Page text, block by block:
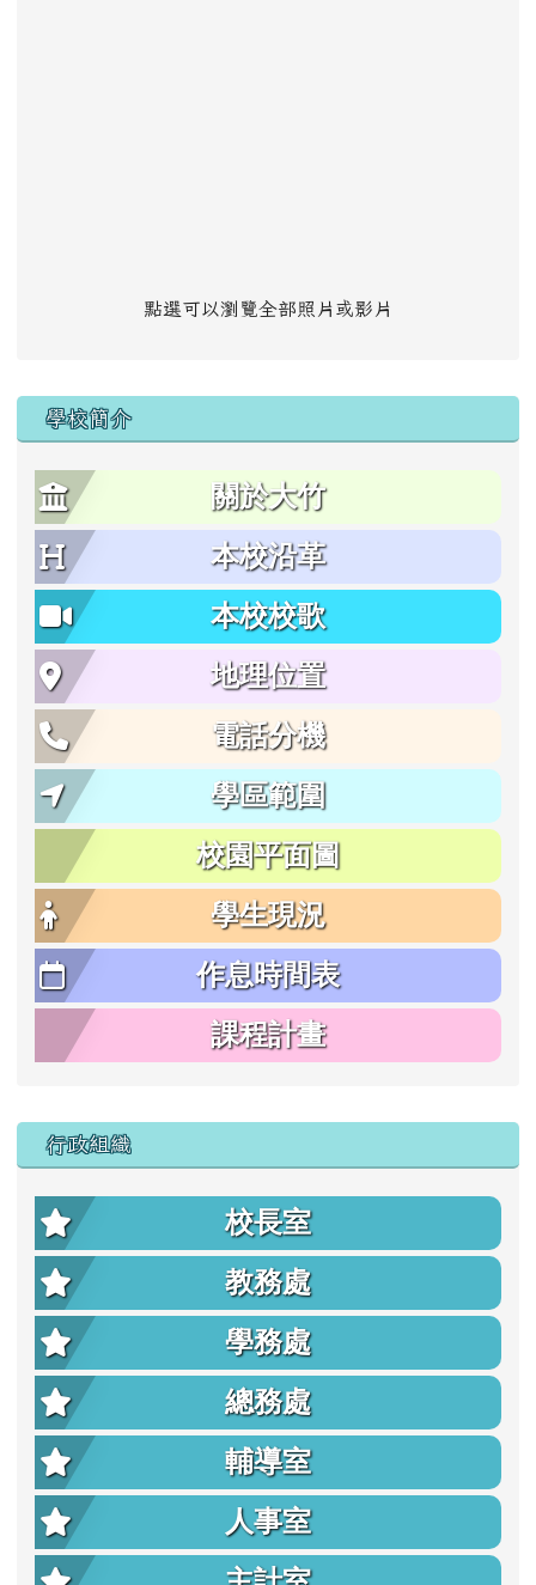
點選可以瀏覽全部照片或影片
學校簡介
關於大竹
本校沿革
本校校歌
地理位置
電話分機
學區範圍
校園平面圖
學生現況
作息時間表
課程計畫
行政組織
校長室
教務處
學務處
總務處
輔導室
人事室